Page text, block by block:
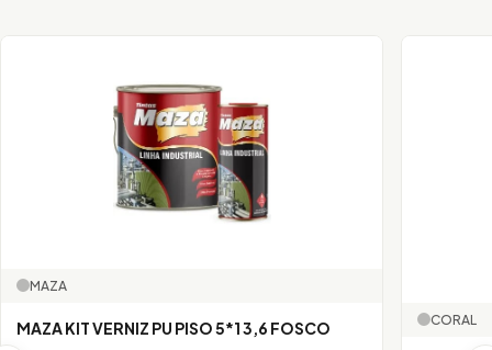
MAZA
MAZA KIT VERNIZ PU PISO 5*1 3,6 FOSCO CORAL